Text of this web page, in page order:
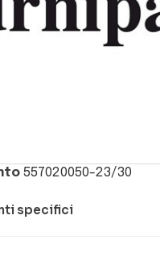
557020050-23/30
specifici